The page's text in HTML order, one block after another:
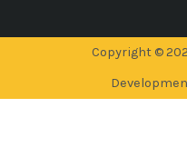
Copyright ©